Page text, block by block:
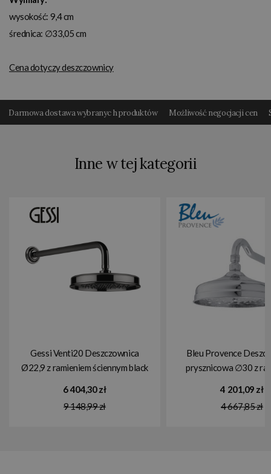
wysokość: 9,4 cm
średnica: ∅33,05 cm
Cena dotyczy deszczownicy
Darmowa dostawa wybranyc h produktów Możliwość negocjacji cen
Inne w tej kategorii
Gessi Venti20 Deszczownica
Ø22,9 z ramieniem ściennym black
6 404,30 zł
9 148,99 zł
Bleu Provence
prysznicowa ∅30 z
4 201,09 zł
4 667,85 zł